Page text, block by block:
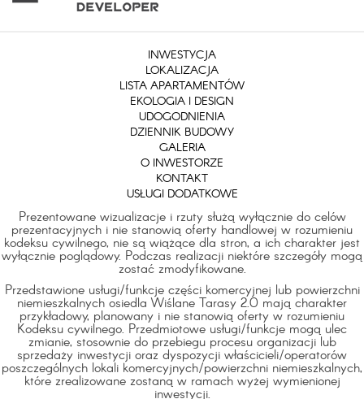
INWESTYCJA
LOKALIZACJA
LISTA APARTAMENTÓW
EKOLOGIA I DESIGN
UDOGODNIENIA
DZIENNIK BUDOWY
GALERIA
O INWESTORZE
KONTAKT
USŁUGI DODATKOWE
Prezentowane wizualizacje i rzuty służą wyłącznie do celów
prezentacyjnych i nie stanowią oferty handlowej w rozumieniu
kodeksu cywilnego, nie są wiążące dla stron, a ich charakter jest
wyłącznie poglądowy. Podczas realizacji niektóre szczegóły mogą
zostać zmodyfikowane.
Przedstawione usługi/funkcje części komercyjnej lub powierzchni
niemieszkalnych osiedla Wiślane Tarasy 2.0 mają charakter
przykładowy, planowany i nie stanowią oferty w rozumieniu
Kodeksu cywilnego. Przedmiotowe usługi/funkcje mogą ulec
zmianie, stosownie do przebiegu procesu organizacji lub
sprzedaży inwestycji oraz dyspozycji właścicieli/operatorów
poszczególnych lokali komercyjnych/powierzchni niemieszkalnych,
które zrealizowane zostaną w ramach wyżej wymienionej
inwestycji.